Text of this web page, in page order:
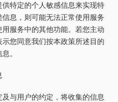
特定的个人敏感信息来实现特
息，则可能无法正常使用服务
服务中的其他功能。若您主动
您同意我们按本政策所述目的
。
与用户的约定，将收集的信息